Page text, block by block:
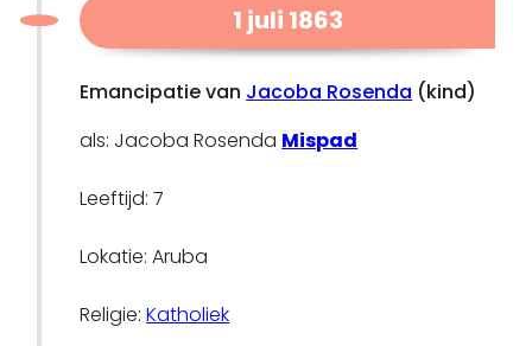
1 juli 1863
Emancipatie van Jacoba Rosenda (kind)
als: Jacoba Rosenda Mispad
Leeftijd: 7
Lokatie: Aruba
Religie:Katholiek